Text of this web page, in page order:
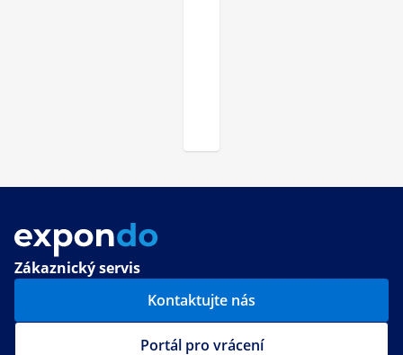
Zákaznický servis
Kontaktujte nás
Portál pro vrácení